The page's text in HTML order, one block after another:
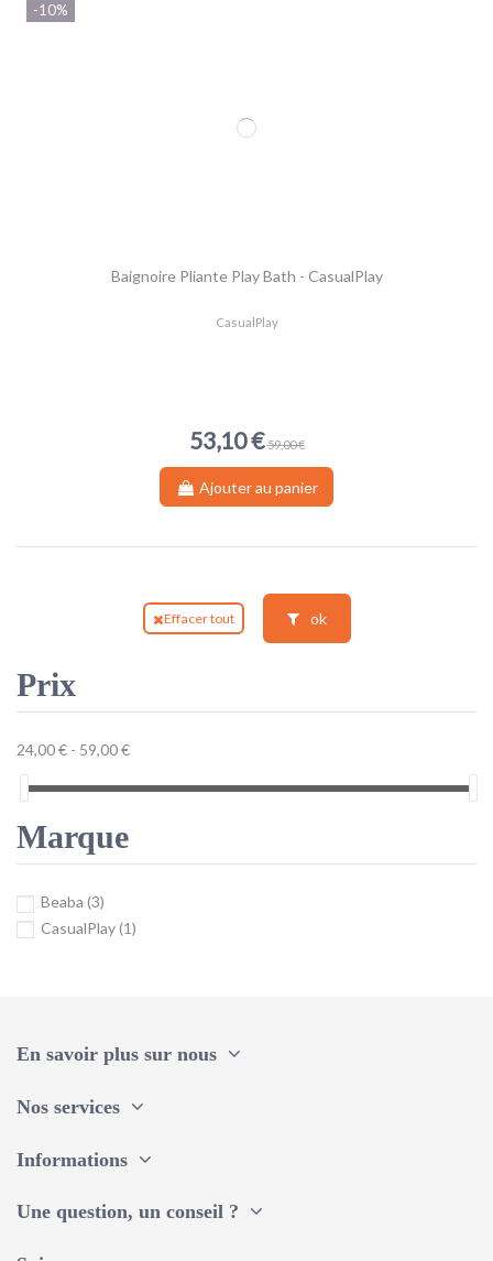
-10%
Baignoire Pliante Play Bath - CasualPlay
CasualPlay
53,10 € 59,00 €
Ajouter au panier
Effacer tout ok
Prix
24,00 € - 59,00 €
Marque
Beaba (3)
CasualPlay(1)
En savoir plus sur nous
Nos services
Informations
Une question, un conseil ?